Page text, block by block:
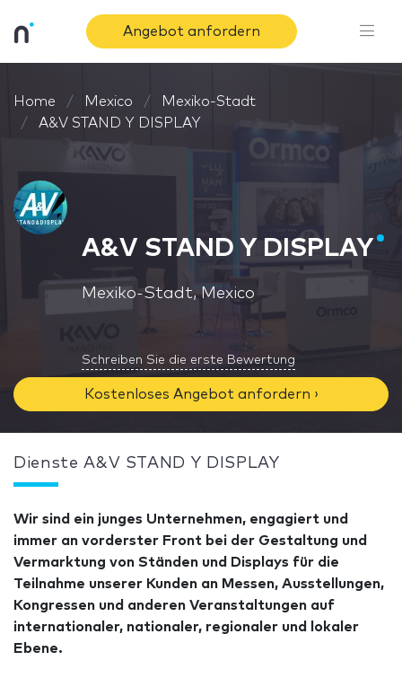
Angebot anfordern
Home Mexico
Mexiko-Stadt
A&V STAND Y DISPLAY
A&V STAND Y DISPLAY
Mexiko-Stadt, Mexico
Schreiben Sie die erste Bewertung
Kostenloses Angebot anfordern ›
Dienste A&V STAND Y DISPLAY
Wir sind ein junges Unternehmen, engagiert und
immer an vorderster Front bei der Gestaltung und
Vermarktung von Ständen und Displays für die
Teilnahme unserer Kunden an Messen, Ausstellungen,
Kongressen und anderen Veranstaltungen auf
internationaler, nationaler, regionaler und lokaler
Ebene.